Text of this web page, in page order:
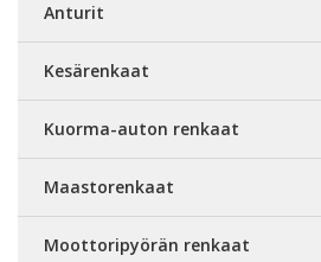
Anturit
Kesärenkaat
Kuorma-auton renkaat
Maastorenkaat
Moottoripyörän renkaat